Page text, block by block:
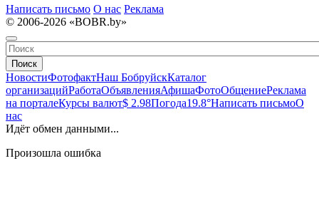
Написать письмо О нас Реклама
© 2006-2026 «BOBR.by»
Поиск
НовостиФотофактНаш БобруйскКаталог
организацийРаботаОбъявленияАфишаФотоОбщениеРеклама
на порталеКурсы валют$ 2.98Погода19.8°Написать письмоО
нас
Идёт обмен данными...
Произошла ошибка